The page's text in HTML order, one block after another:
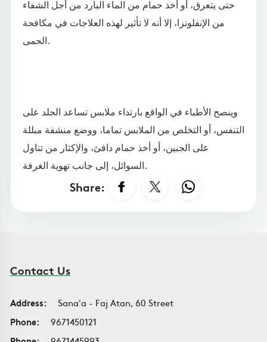
حتى يتعرق، أو أخذ حمام من الماء البارد من أجل الشفاء
من الإنفلونزا، إلا أنه لا تأثير لهذه العلاجات في مكافحة
الحمى.
وينصح الأطباء في الواقع بارتداء ملابس تساعد الجلد على
التنفس، أو التخلص من الملابس تماما، ووضع منشفة مبللة
على الجبين، أو أخذ حمام دافئ، والإكثار من تناول
السوائل، إلى جانب تهوية الغرفة.
Share:
Contact Us
Address:
Sana'a - Faj Atan, 60 Street
Phone:
9671450121